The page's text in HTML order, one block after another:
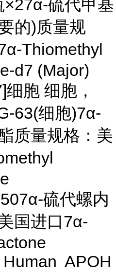
硫代甲基
的)质量规
Thiomethyl
d7 (Major)
胞 细胞，
63(细胞)7α-
质量规格：美
硫代螺内
国进口7α-
APOH